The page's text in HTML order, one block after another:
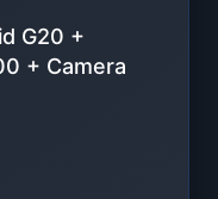
G20 +
+ Camera